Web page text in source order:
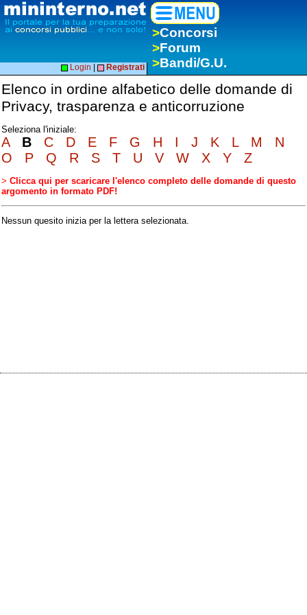
>Concorsi
>Forum
>Bandi/G.U.
Login Registrati
Elenco in ordine alfabetico delle domande di
Privacy, trasparenza e anticorruzione
Seleziona l'iniziale:
A B C D E F G H I J K L M
N
O
P Q R S T U V W X Y Z
> Clicca qui per scaricare l'elenco completo delle domande di questo
argomento in formato PDF!
Nessun quesito inizia per la lettera selezionata.